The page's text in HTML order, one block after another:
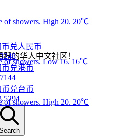
20℃
16℃
20℃
币兑人民币
币兑港币
币兑台币
的华人中文社区！
Search